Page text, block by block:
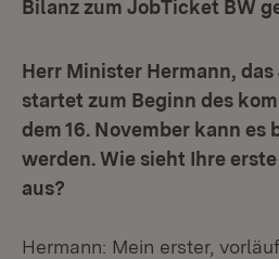
Bilanz zum JobTicket BW
Herr Minister Hermann,
startet zum Beginn des
dem 16. November kann
werden. Wie sieht Ihre
aus?
Hermann: Mein erster,